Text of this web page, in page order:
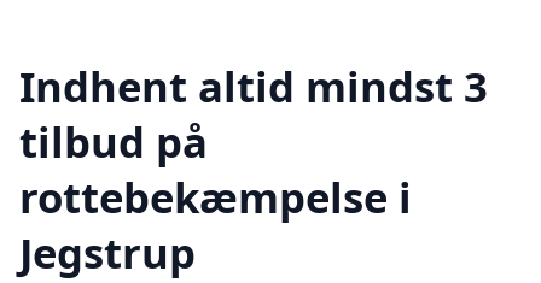
Indhent altid mindst 3
tilbud på
rottebekæmpelse i
Jegstrup